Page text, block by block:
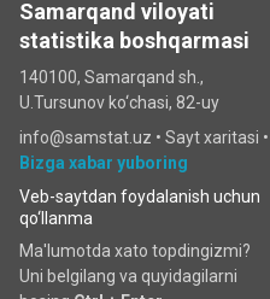
Samarqand viloyati
statistika boshqarmasi
140100, Samarqand sh.,
U.Tursunov ko‘chаsi, 82-uy
info@samstat.uz • Sayt xaritasi •
Bizga xabar yuboring
Veb-saytdan foydalanish uchun
qo‘llanma
Ma'lumotda xato topdingizmi?
Uni belgilang va quyidagilarni